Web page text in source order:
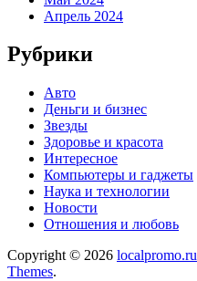
Апрель 2024
Рубрики
Авто
Деньги и бизнес
Звезды
Здоровье и красота
Интересное
Компьютеры и гаджеты
Наука и технологии
Новости
Отношения и любовь
Copyright © 2026 localpromo.ru
Themes.